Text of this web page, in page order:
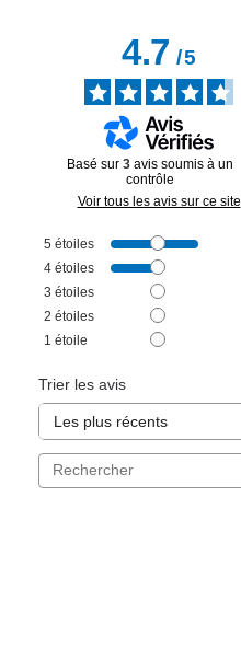
4.7/5
Basé sur 3 avis soumis à un
contrôle
Voir tous les avis sur ce site
5 étoiles
4 étoiles
3 étoiles
2 étoiles
1 étoile
Trier les avis